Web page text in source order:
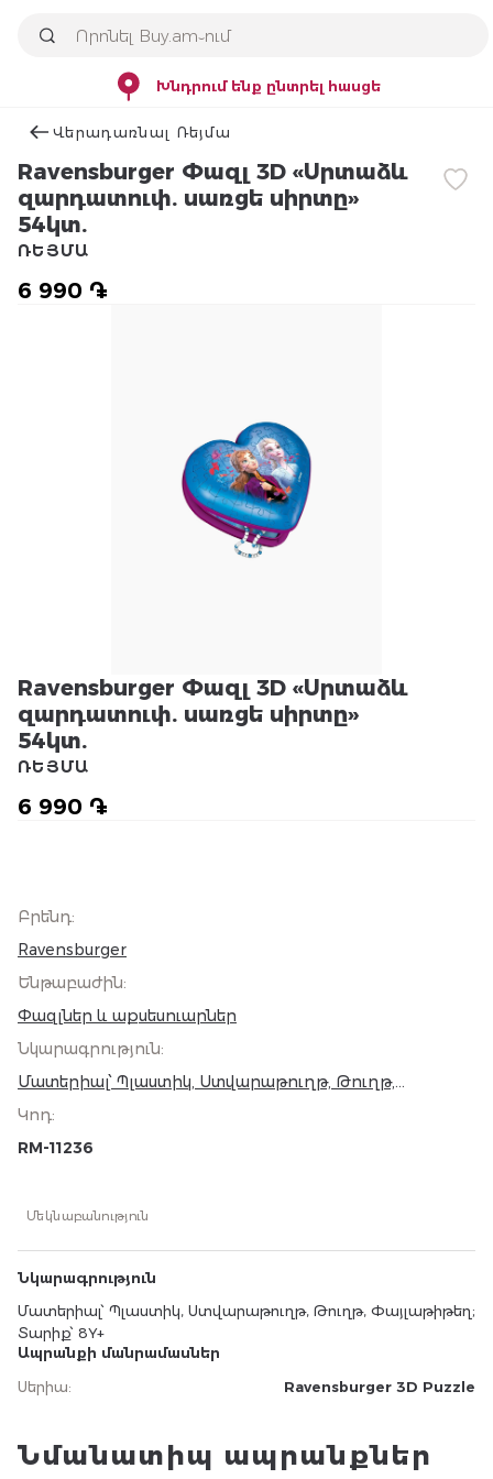
Խնդրում ենք ընտրել հասցե
Վերադառնալ Ռեյմա
Ravensburger Փազլ 3D «Սրտաձև
զարդատուփ. սառցե սիրտը»
54կտ.
6 990 ֏
ՌԵՅՄԱ
Ravensburger Փազլ 3D «Սրտաձև
զարդատուփ. սառցե սիրտը»
54կտ.
6 990 ֏
ՌԵՅՄԱ
Բրենդ:
Ravensburger
Ենթաբաժին:
Փազլներ և աքսեսուարներ
Նկարագրություն:
Մատերիալ՝ Պլաստիկ, Ստվարաթուղթ, Թուղթ,
Կոդ:
RM-11236
Մեկնաբանություն
Նկարագրություն
Մատերիալ՝ Պլաստիկ, Ստվարաթուղթ, Թուղթ, Փայլաթիթեղ;
Տարիք՝ 8Y+
Ապրանքի մանրամասներ
Սերիա: Ravensburger 3D Puzzle
Նմանատիպ ապրանքներ